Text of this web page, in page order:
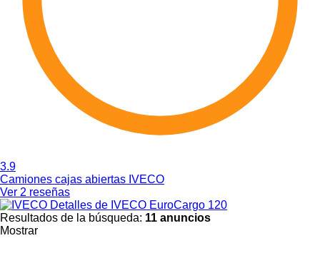
3.9
Camiones cajas abiertas IVECO
Ver 2 reseñas
Detalles de IVECO EuroCargo 120
Resultados de la búsqueda: 11 anuncios
Mostrar